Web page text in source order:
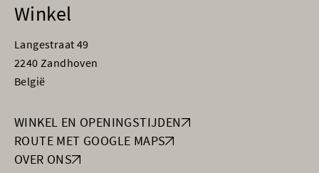
Winkel
Langestraat 49
2240 Zandhoven
België
WINKEL EN OPENINGSTIJDEN
ROUTE MET GOOGLE MAPS
OVER ONS